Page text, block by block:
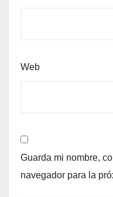
Web
Guarda mi nombre,
navegador para la